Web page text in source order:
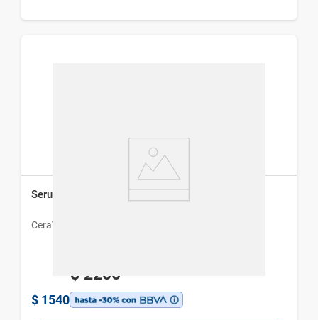
Serum Facial Cerave Vitamina C x 30 ml
CeraVe
$ 2200
$ 1540